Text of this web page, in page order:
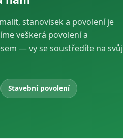
stanovisek a povolení je
veškerá povolení a
— vy se soustředíte na svůj
Stavební povolení